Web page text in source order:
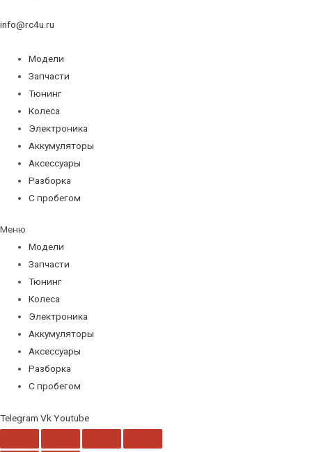
info@rc4u.ru
Модели
Запчасти
Тюнинг
Колеса
Электроника
Аккумуляторы
Аксессуары
Разборка
С пробегом
Меню
Модели
Запчасти
Тюнинг
Колеса
Электроника
Аккумуляторы
Аксессуары
Разборка
С пробегом
Telegram Vk Youtube